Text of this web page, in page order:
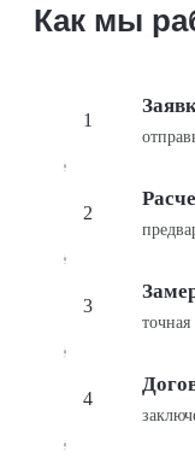
Как мы
1
2
3
точная
4